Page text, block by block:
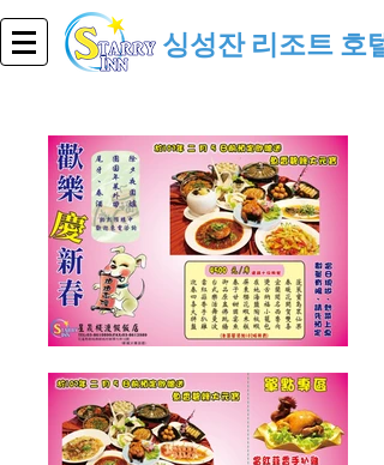
싱성잔 리조트 호텔